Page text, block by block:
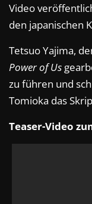
Video
den japanischen
Tetsuo Yajima,
Power of Us
zu führen und
Tomioka das
Teaser-Video